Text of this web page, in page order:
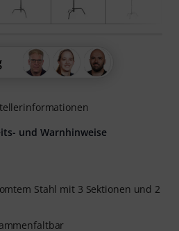
Stahl mit 3 Sektionen und 2
und Warnhinweise